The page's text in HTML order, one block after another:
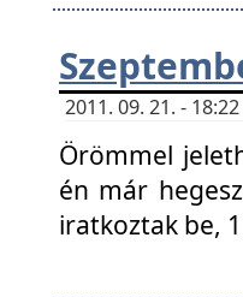
2011. 09. 21. -
Örömmel
én már
iratkoztak be,